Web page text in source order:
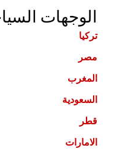
الوجهات
تركيا
مصر
المغرب
السعودية
قطر
الامارات